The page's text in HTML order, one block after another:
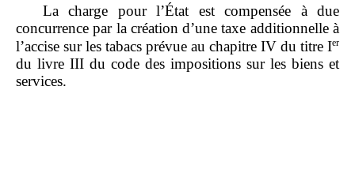
La charge pour l’État est compensée à due
concurrence par la création d’une taxe additionnelle à
l’accise sur les tabacs prévue au chapitre IV du titre Ier
du livre III du code des impositions sur les biens et
services.